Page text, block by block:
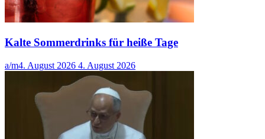
Kalte Sommerdrinks für heiße Tage
a/m4. August 2026 4. August 2026